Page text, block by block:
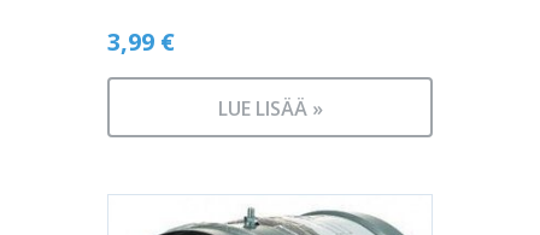
3,99 €
LUE LISÄÄ »